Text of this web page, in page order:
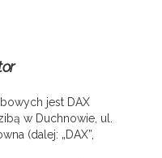
jest DAX
w Duchnowie, ul.
(dalej: „DAX”,